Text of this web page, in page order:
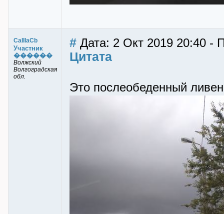
CaIIIaCb
Участник
������
Волжский
Волгоградская
обл.
# Дата: 2 Окт 2019 20:40 -
Цитата
Это послеобеденный